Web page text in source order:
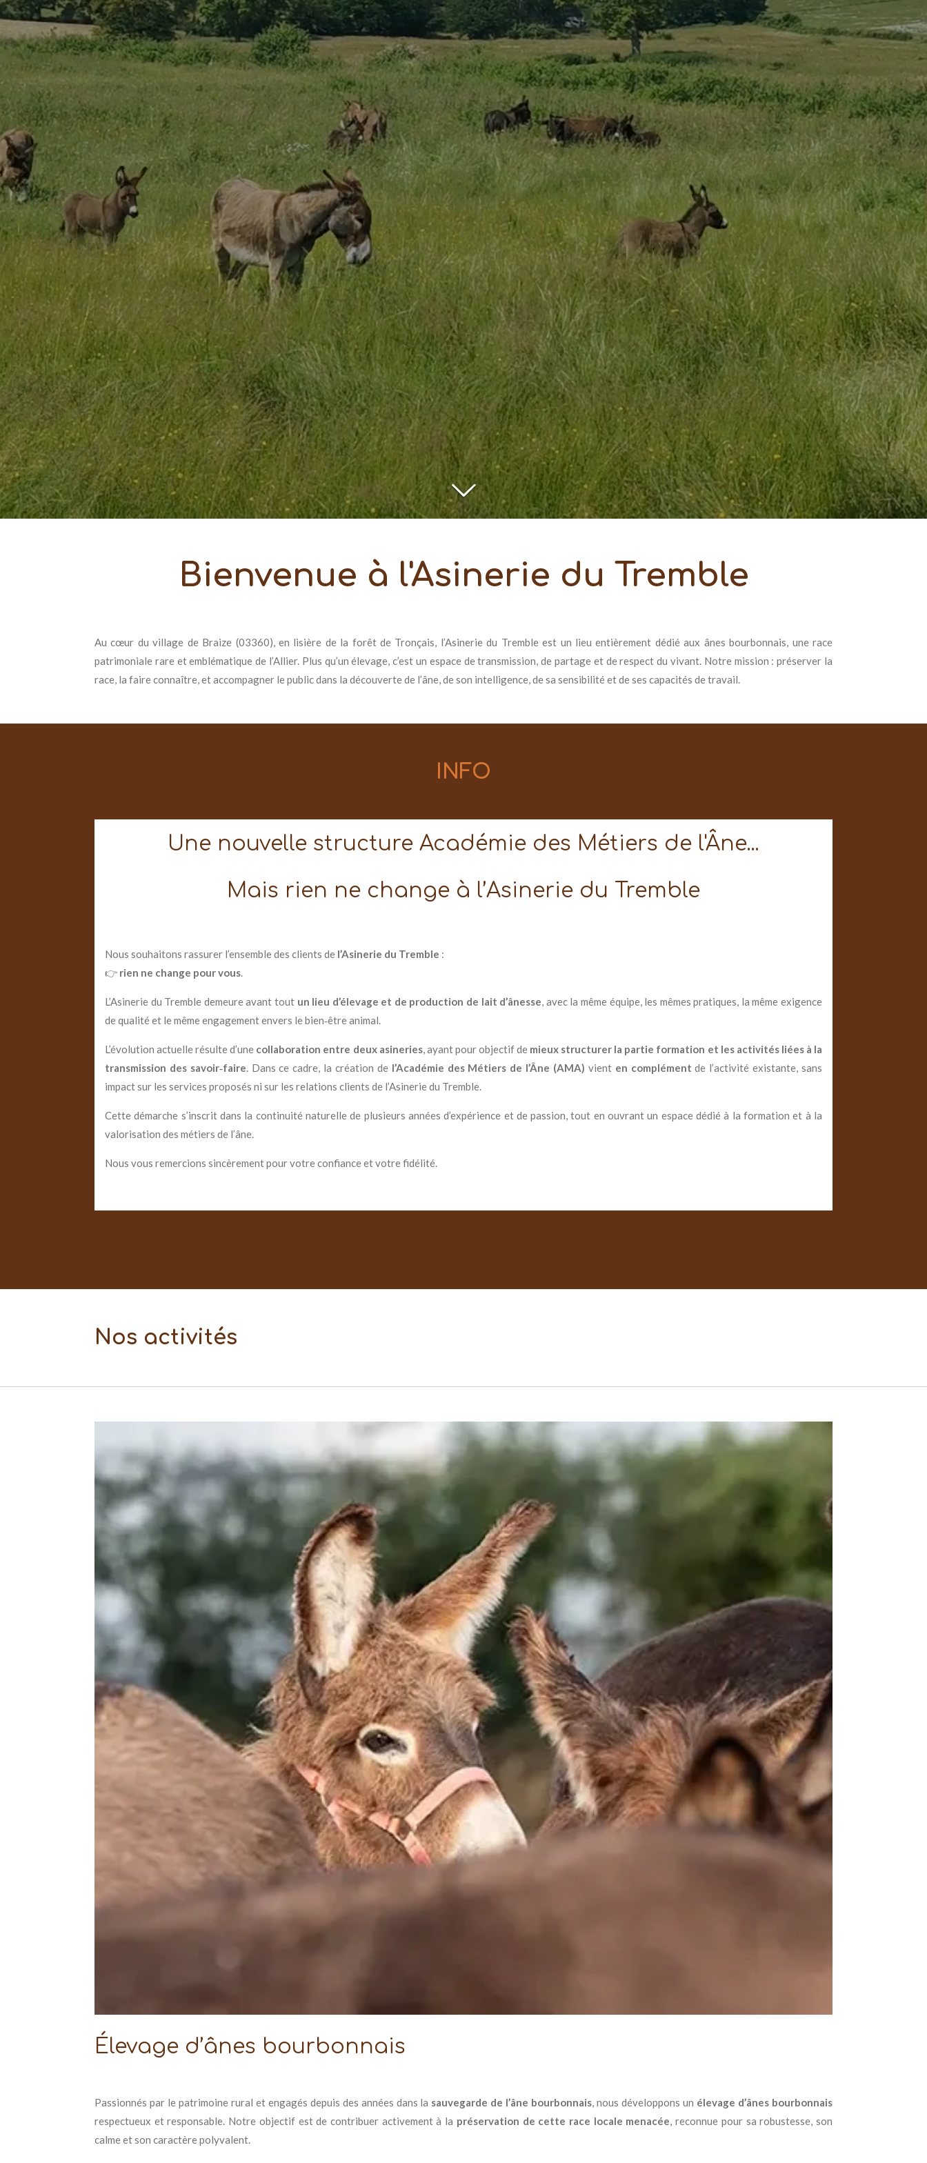
Bienvenue à l'Asinerie du Tremble
Au cœur du village de Braize (03360), en lisière de la forêt de Tronçais, l’Asinerie du Tremble est un lieu entièrement dédié aux ânes bourbonnais, une race
patrimoniale rare et emblématique de l’Allier. Plus qu’un élevage, c’est un espace de transmission, de partage et de respect du vivant. Notre mission : préserver la
race, la faire connaître, et accompagner le public dans la découverte de l’âne, de son intelligence, de sa sensibilité et de ses capacités de travail.
INFO
Une nouvelle structure Académie des Métiers de l'Âne...
Mais rien ne change à l’Asinerie du Tremble
Nous souhaitons rassurer l’ensemble des clients de l’Asinerie du Tremble :
👉 rien ne change pour vous.
L’Asinerie du Tremble demeure avant tout un lieu d’élevage et de production de lait d’ânesse, avec la même équipe, les mêmes pratiques, la même exigence
de qualité et le même engagement envers le bien‑être animal.
L’évolution actuelle résulte d’une collaboration entre deux asineries, ayant pour objectif de mieux structurer la partie formation et les activités liées à la
transmission des savoir‑faire. Dans ce cadre, la création de l’Académie des Métiers de l’Âne (AMA) vient en complément de l’activité existante, sans
impact sur les services proposés ni sur les relations clients de l’Asinerie du Tremble.
Cette démarche s’inscrit dans la continuité naturelle de plusieurs années d’expérience et de passion, tout en ouvrant un espace dédié à la formation et à la
valorisation des métiers de l’âne.
Nous vous remercions sincèrement pour votre confiance et votre fidélité.
Nos activités
Élevage d’ânes bourbonnais
Passionnés par le patrimoine rural et engagés depuis des années dans la sauvegarde de l’âne bourbonnais, nous développons un élevage d’ânes bourbonnais
respectueux et responsable. Notre objectif est de contribuer activement à la préservation de cette race locale menacée, reconnue pour sa robustesse, son
calme et son caractère polyvalent.